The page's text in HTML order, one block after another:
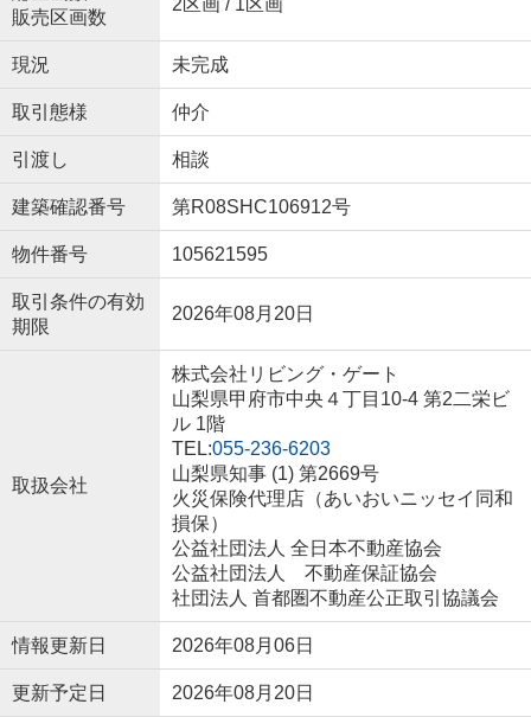
販売区画数
2区画 / 1区画
現況 未完成
取引態様 仲介
引渡し 相談
建築確認番号 第R08SHC106912号
物件番号 105621595
取引条件の有効
期限
2026年08月20日
取扱会社
株式会社リビング・ゲート
山梨県甲府市中央４丁目10-4 第2二栄ビ
ル 1階
TEL:055-236-6203
山梨県知事 (1) 第2669号
火災保険代理店（あいおいニッセイ同和
損保）
公益社団法人 全日本不動産協会
公益社団法人 不動産保証協会
社団法人 首都圏不動産公正取引協議会
情報更新日 2026年08月06日
更新予定日 2026年08月20日